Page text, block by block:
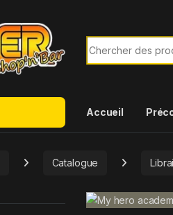
Recherche de :
Accueil
Catalogue